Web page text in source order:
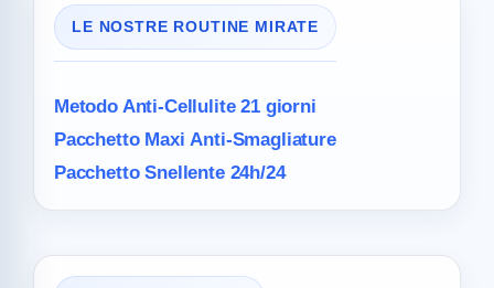
LE NOSTRE ROUTINE MIRATE
Metodo Anti-Cellulite21 giorni
Pacchetto Maxi Anti-Smagliature
Pacchetto Snellente 24h/24